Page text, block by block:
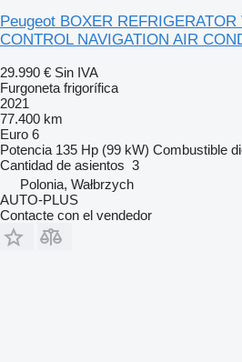
Peugeot BOXER
CONTROL NAVIGATION AIR
29.990 € Sin IVA
Furgoneta frigorífica
2021
77.400 km
Euro 6
Potencia 135 Hp (99 kW) Combustible
Cantidad de asientos 3
Polonia, Wałbrzych
AUTO-PLUS
Contacte con el vendedor